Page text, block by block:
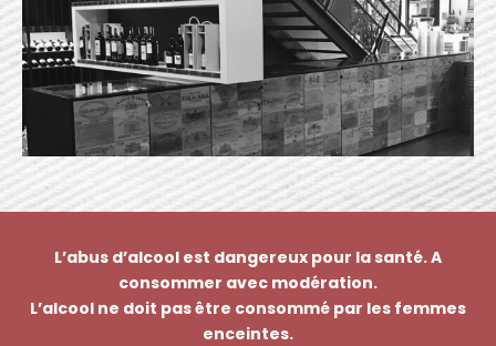
L’abus d’alcool est dangereux pour la santé. A
consommer avec modération.
L’alcool ne doit pas être consommé par les femmes
enceintes.